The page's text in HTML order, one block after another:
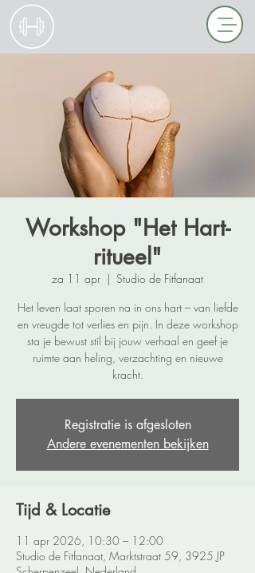
Workshop "Het Hart-
ritueel"
za 11 apr
  |
Studio de Fitfanaat
Het leven laat sporen na in ons hart – van liefde
en vreugde tot verlies en pijn. In deze workshop
sta je bewust stil bij jouw verhaal en geef je
ruimte aan heling, verzachting en nieuwe
kracht.
Registratie is afgesloten
Andere evenementen bekijken
Tijd & Locatie
11 apr 2026, 10:30 – 12:00
Studio de Fitfanaat, Marktstraat 59, 3925 JP